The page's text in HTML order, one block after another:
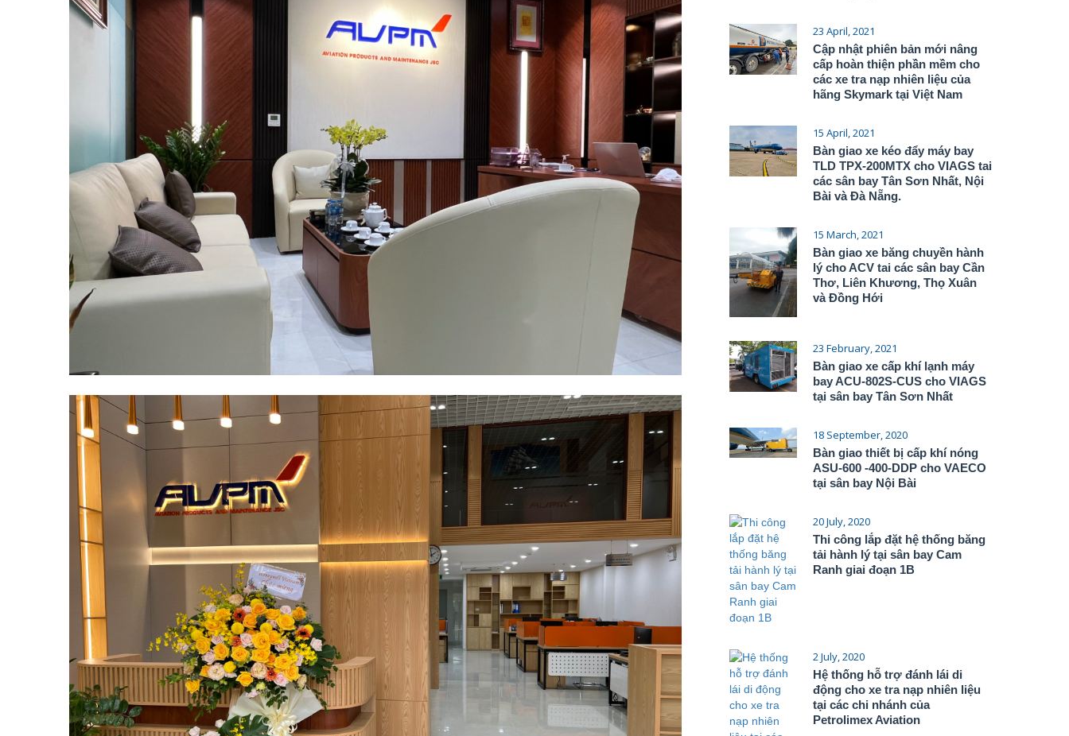
23 April, 2021
Cập nhật phiên bản mới nâng
cấp hoàn thiện phần mềm cho
các xe tra nạp nhiên liệu của
hãng Skymark tại Việt Nam
15 April, 2021
Bàn giao xe kéo đẩy máy bay
TLD TPX-200MTX cho VIAGS tai
các sân bay Tân Sơn Nhất, Nội
Bài và Đà Nẵng.
15 March, 2021
Bàn giao xe băng chuyền hành
lý cho ACV tai các sân bay Cần
Thơ, Liên Khương, Thọ Xuân
và Đồng Hới
23 February, 2021
Bàn giao xe cấp khí lạnh máy
bay ACU-802S-CUS cho VIAGS
tại sân bay Tân Sơn Nhất
18 September, 2020
Bàn giao thiết bị cấp khí nóng
ASU-600 -400-DDP cho VAECO
tại sân bay Nội Bài
20 July, 2020
Thi công lắp đặt hệ thống băng
tải hành lý tại sân bay Cam
Ranh giai đoạn 1B
2 July, 2020
Hệ thống hỗ trợ đánh lái di
động cho xe tra nạp nhiên liệu
tại các chi nhánh của
Petrolimex Aviation